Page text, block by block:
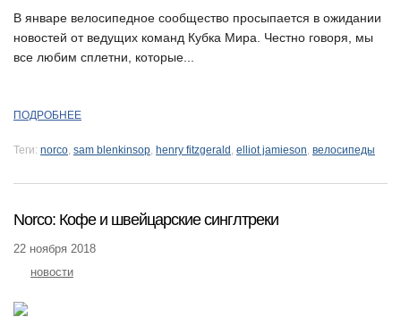
В январе велосипедное сообщество просыпается в ожидании
новостей от ведущих команд Кубка Мира. Честно говоря, мы
все любим сплетни, которые...
ПОДРОБНЕЕ
Теги: norco, sam blenkinsop, henry fitzgerald , elliot jamieson, велосипеды
Norco: Кофе и швейцарские синглтреки
22 ноября 2018
новости